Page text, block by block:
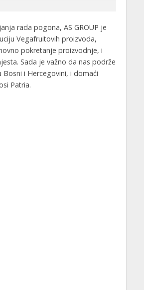
rada pogona, AS GROUP je
Vegafruitovih proizvoda,
pokretanje proizvodnje, i
Sada je važno da nas podrže
Bosni i Hercegovini, i domaći
Patria.